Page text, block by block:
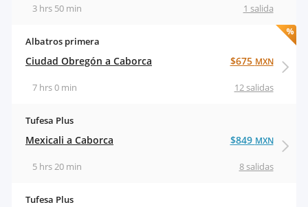
1 salida
3 hrs 50 min
Albatros primera
Ciudad Obregón a Caborca
12 salidas
7 hrs 0 min
$675 MXN
Tufesa Plus
Mexicali a Caborca
8 salidas
5 hrs 20 min
$849 MXN
Tufesa Plus